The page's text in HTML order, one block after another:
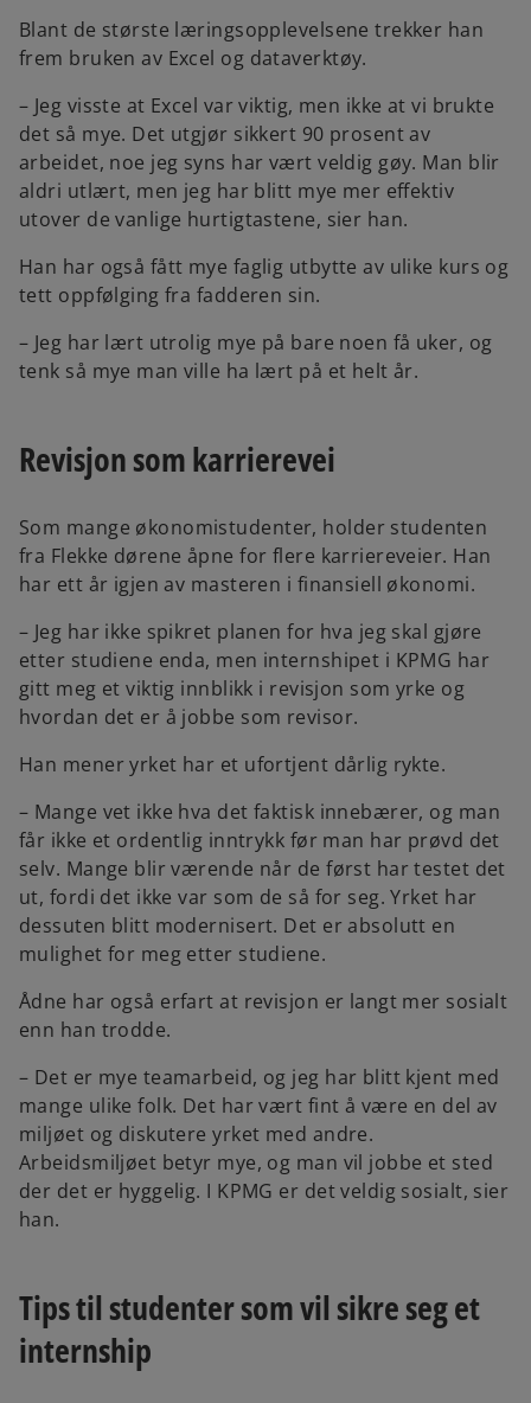
Blant de største læringsopplevelsene trekker han
frem bruken av Excel og dataverktøy.
– Jeg visste at Excel var viktig, men ikke at vi brukte
det så mye. Det utgjør sikkert 90 prosent av
arbeidet, noe jeg syns har vært veldig gøy. Man blir
aldri utlært, men jeg har blitt mye mer effektiv
utover de vanlige hurtigtastene, sier han.
Han har også fått mye faglig utbytte av ulike kurs og
tett oppfølging fra fadderen sin.
– Jeg har lært utrolig mye på bare noen få uker, og
tenk så mye man ville ha lært på et helt år.
Revisjon som karrierevei
Som mange økonomistudenter, holder studenten
fra Flekke dørene åpne for flere karriereveier. Han
har ett år igjen av masteren i finansiell økonomi.
– Jeg har ikke spikret planen for hva jeg skal gjøre
etter studiene enda, men internshipet i KPMG har
gitt meg et viktig innblikk i revisjon som yrke og
hvordan det er å jobbe som revisor.
Han mener yrket har et ufortjent dårlig rykte.
– Mange vet ikke hva det faktisk innebærer, og man
får ikke et ordentlig inntrykk før man har prøvd det
selv. Mange blir værende når de først har testet det
ut, fordi det ikke var som de så for seg. Yrket har
dessuten blitt modernisert. Det er absolutt en
mulighet for meg etter studiene.
Ådne har også erfart at revisjon er langt mer sosialt
enn han trodde.
– Det er mye teamarbeid, og jeg har blitt kjent med
mange ulike folk. Det har vært fint å være en del av
miljøet og diskutere yrket med andre.
Arbeidsmiljøet betyr mye, og man vil jobbe et sted
der det er hyggelig. I KPMG er det veldig sosialt, sier
han.
Tips til studenter som vil sikre seg et
internship